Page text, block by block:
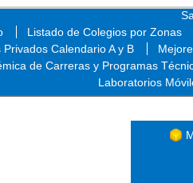
Listado de Colegios por Zonas
Calendario A y B
de Carreras y Programas
Laboratorios